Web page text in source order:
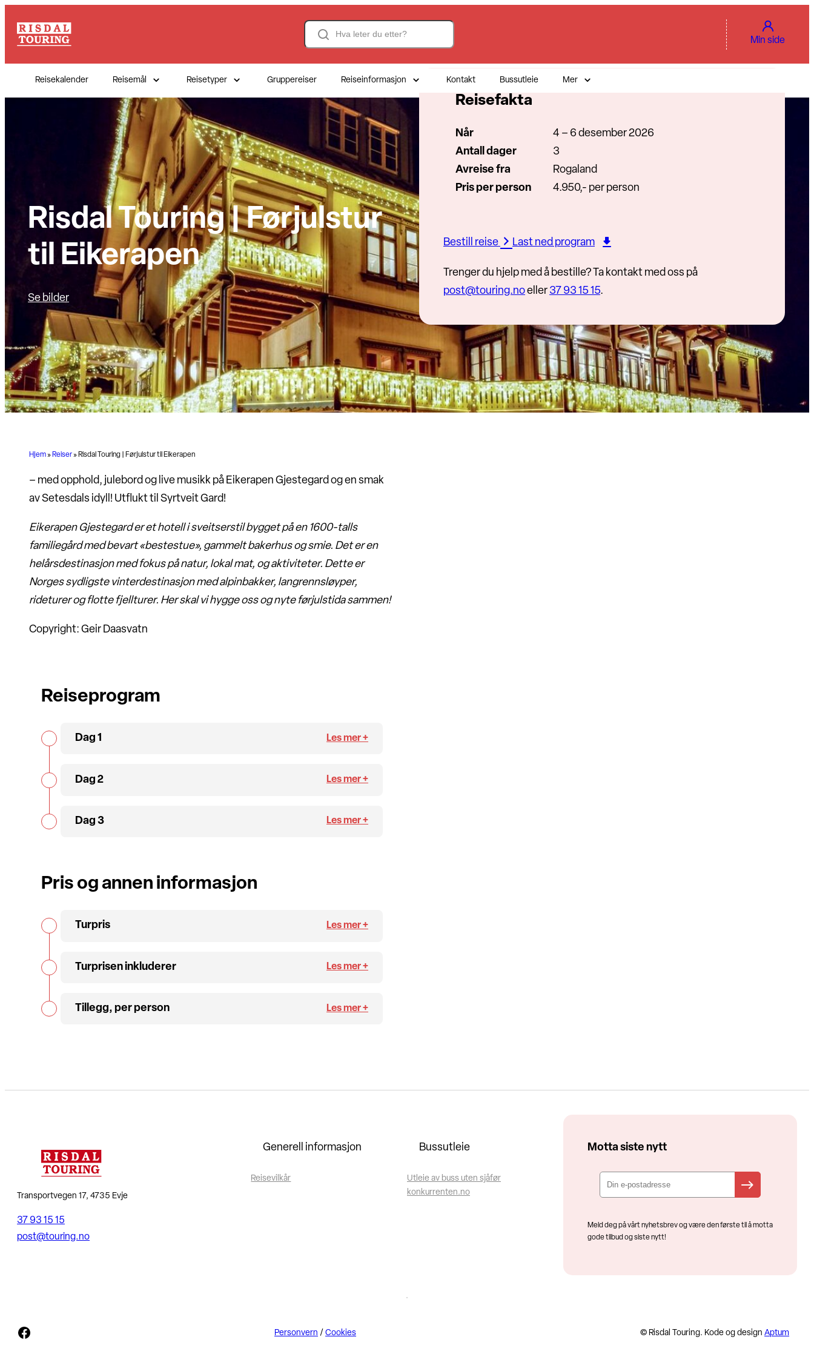
innhold
Search
Min side
Reisekalender Reisemål Reisetyper Gruppereiser Reiseinformasjon Kontakt Bussutleie Mer
Risdal Touring | Førjulstur
til Eikerapen
Se bilder
Hjem» Reiser» Risdal Touring | Førjulstur til Eikerapen
– med opphold, julebord og live musikk på Eikerapen Gjestegard og en smak
av Setesdals idyll! Utflukt til Syrtveit Gard!
Eikerapen Gjestegarder et hotell i sveitserstil bygget på en 1600-talls
familiegård med bevart «bestestue», gammelt bakerhus og smie. Det er en
helårsdestinasjon med fokus på natur, lokal mat, og aktiviteter. Dette er
Norges sydligste vinterdestinasjon med alpinbakker, langrennsløyper,
rideturer og flotte fjellturer. Her skal vi hygge oss og nyte førjulstida sammen!
Copyright: Geir Daasvatn
Reiseprogram
Dag 1
Dag 2
Dag 3
Pris og annen informasjon
Turpris
Turprisen inkluderer
Tillegg, per person
Reisefakta
Når
4 – 6 desember 2026
Antall dager
3
Avreise fra
Rogaland
Pris per person
4.950,- per person
Bestill reise Last ned program
Trenger du hjelp med å bestille? Ta kontakt med oss på
post@touring.noeller 37 93 15 15.
Transportvegen 17, 4735 Evje
37 93 15 15
post@touring.no
Generell informasjon
Reisevilkår
Bussutleie
Utleie av buss uten sjåfør
konkurrenten.no
Motta siste nytt
Meld deg på vårt nyhetsbrev og være den første til å motta
gode tilbud og siste nytt!
Facebook Personvern /Cookies © Risdal Touring. Kode og designAptum